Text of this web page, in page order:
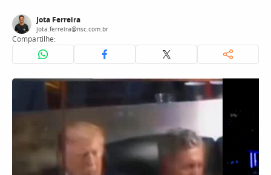
Jota Ferreira
jota.ferreira@nsc.com.br
Compartilhe: